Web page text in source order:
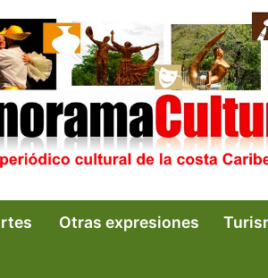
Otras expresiones